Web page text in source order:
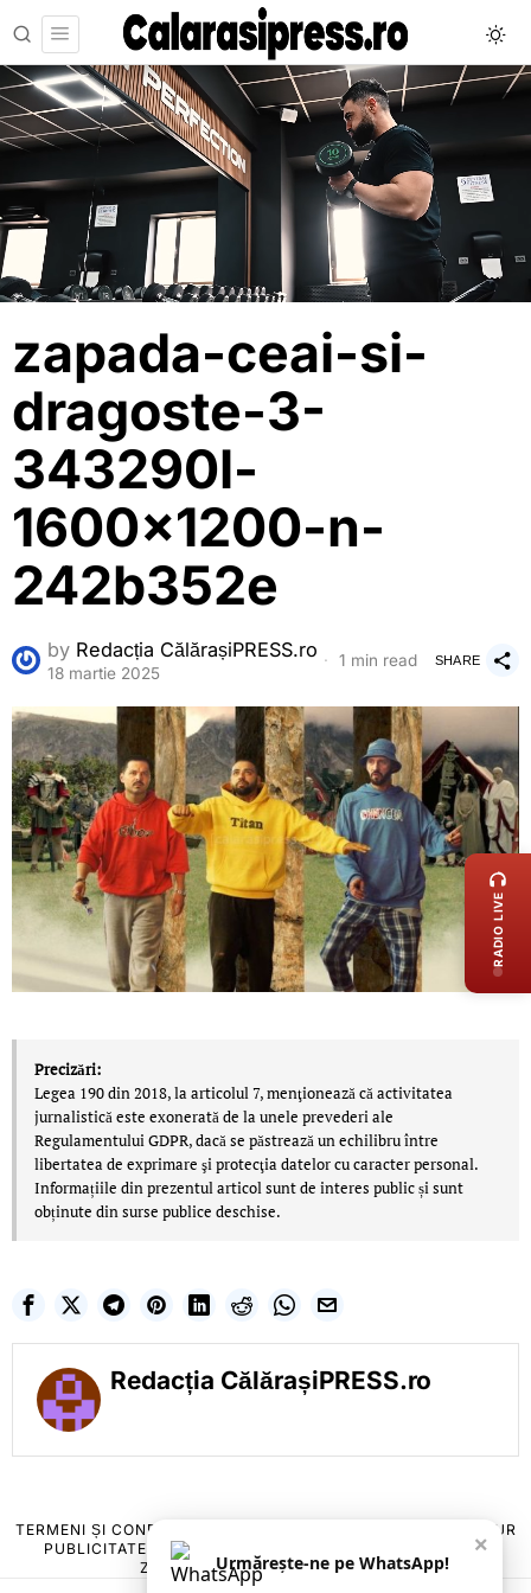
zapada-ceai-si-
dragoste-3-
343290l-
1600×1200-n-
242b352e
by Redacția CălărașiPRESS.ro
18 martie 2025
1 min read SHARE
Precizări:
Legea 190 din 2018, la articolul 7, menţionează că activitatea
jurnalistică este exonerată de la unele prevederi ale
Regulamentului GDPR, dacă se păstrează un echilibru între
libertatea de exprimare şi protecţia datelor cu caracter personal.
Informațiile din prezentul articol sunt de interes public și sunt
obținute din surse publice deschise.
Redacția CălărașiPRESS.ro
TERMENI ȘI CONDIȚII
POLITICA DE ANULARE & RETUR
PUBLICITATE ONLINE & TIPĂRITĂ
CONTACT
ZIARUL ANUNȚUL CĂLĂRĂȘEAN
×
Urmărește-ne pe WhatsApp!
LIVE
RADIO LIVE